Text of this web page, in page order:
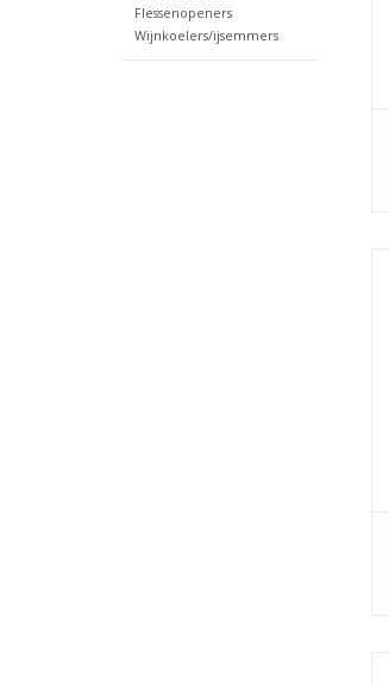
Flessenopeners
Wijnkoelers/ijsemmers